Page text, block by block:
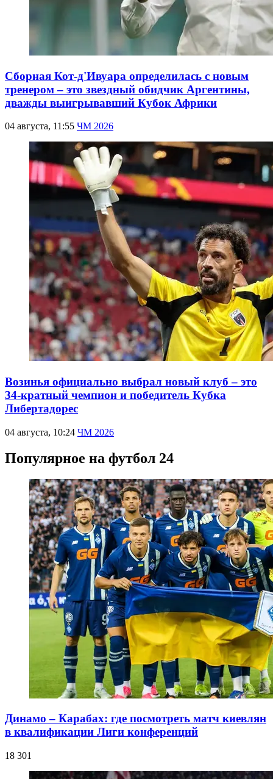
Сборная Кот-д'Ивуара определилась с новым
тренером – это звездный обидчик Аргентины,
дважды выигрывавший Кубок Африки
04 августа, 11:55 ЧМ 2026
Возинья официально выбрал новый клуб – это
34-кратный чемпион и победитель Кубка
Либертадорес
04 августа, 10:24 ЧМ 2026
Популярное на футбол 24
Динамо – Карабах: где посмотреть матч киевлян
в квалификации Лиги конференций
18 301